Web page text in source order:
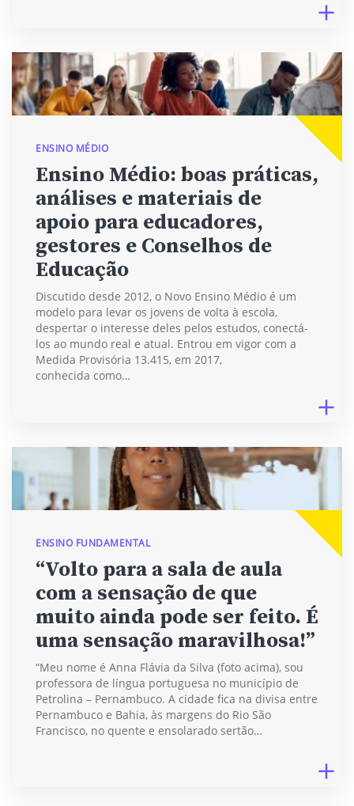
ENSINO MÉDIO
Ensino Médio: boas práticas,
análises e materiais de
apoio para educadores,
gestores e Conselhos de
Educação
Discutido desde 2012, o Novo Ensino Médio é um
modelo para levar os jovens de volta à escola,
despertar o interesse deles pelos estudos, conectá-
los ao mundo real e atual. Entrou em vigor com a
Medida Provisória 13.415, em 2017,
conhecida como…
ENSINO FUNDAMENTAL
“Volto para a sala de aula
com a sensação de que
muito ainda pode ser feito. É
uma sensação maravilhosa!”
“Meu nome é Anna Flávia da Silva (foto acima), sou
professora de língua portuguesa no município de
Petrolina – Pernambuco. A cidade fica na divisa entre
Pernambuco e Bahia, às margens do Rio São
Francisco, no quente e ensolarado sertão…